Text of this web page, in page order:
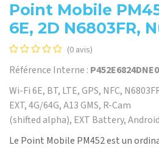
Point Mobile
6E, 2D N6803FR,
(0 avis)
Référence Interne :
Wi-Fi 6E, BT, LTE, GPS, NFC,
EXT, 4G/64G, A13 GMS, R-Cam
(shifted alpha), EXT Battery,
Le Point Mobile PM452 est un